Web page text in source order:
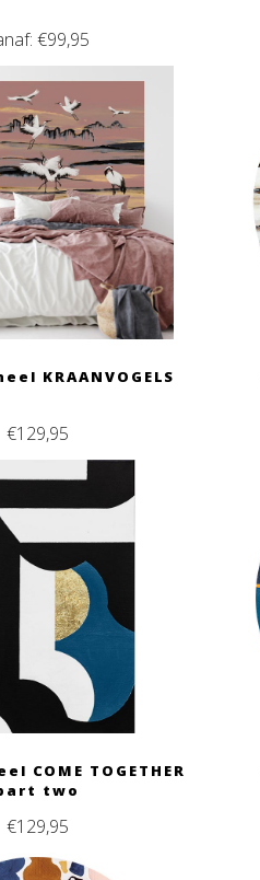
€99,95
KRAANVOGELS
€129,95
COME TOGETHER
two
€129,95